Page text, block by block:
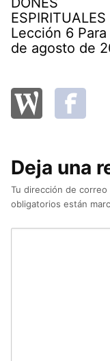
ESPIRITUALES |
Lección 6
de agosto de
Deja una
Tu dirección de
obligatorios están